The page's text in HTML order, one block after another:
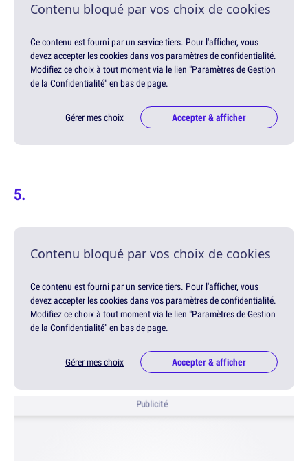
Contenu bloqué par vos choix de cookies
Ce contenu est fourni par un service tiers. Pour l'afficher, vous
devez accepter les cookies dans vos paramètres de confidentialité.
Modifiez ce choix à tout moment via le lien "Paramètres de Gestion
de la Confidentialité" en bas de page.
Gérer mes choix Accepter & afficher
Contenu bloqué par vos choix de cookies
Ce contenu est fourni par un service tiers. Pour l'afficher, vous
devez accepter les cookies dans vos paramètres de confidentialité.
Modifiez ce choix à tout moment via le lien "Paramètres de Gestion
de la Confidentialité" en bas de page.
Gérer mes choix Accepter & afficher
Publicité